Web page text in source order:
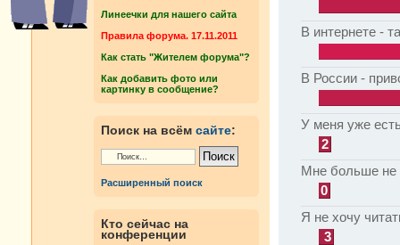
Линеечки для нашего сайта
Правила форума. 17.11.2011
Как стать "Жителем форума"?
Как добавить фото или
картинку в сообщение?
Поиск на всём сайте:
Расширенный поиск
Кто сейчас на
конференции
В интернете -
В России -
У меня уже
2
Мне больше не
0
Я не хочу
3